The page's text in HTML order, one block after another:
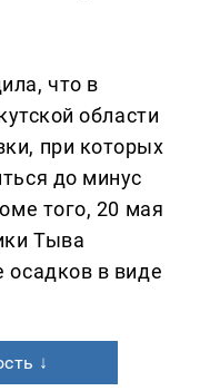
что в
области
при которых
до минус
того, 20 мая
Тыва
осадков в виде
↓